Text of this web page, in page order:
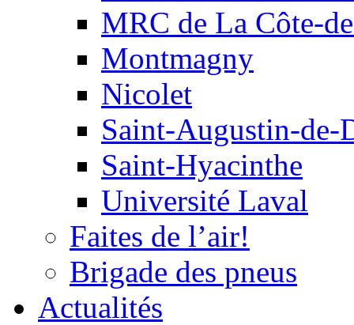
MRC de La Côte-
Montmagny
Nicolet
Saint-Augustin-de-
Saint-Hyacinthe
Université Laval
Faites de l’air!
Brigade des pneus
Actualités